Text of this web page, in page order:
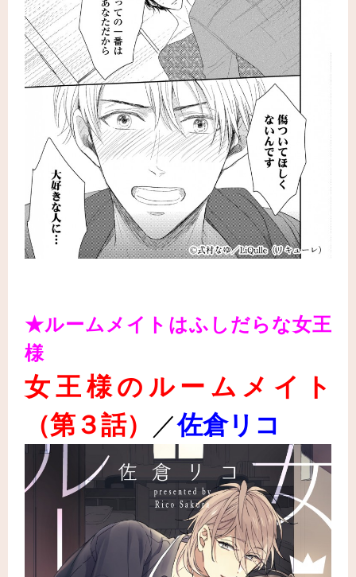
★ルームメイトはふしだらな女王
様
女王様のルームメイト
（第３話） ／佐倉リコ